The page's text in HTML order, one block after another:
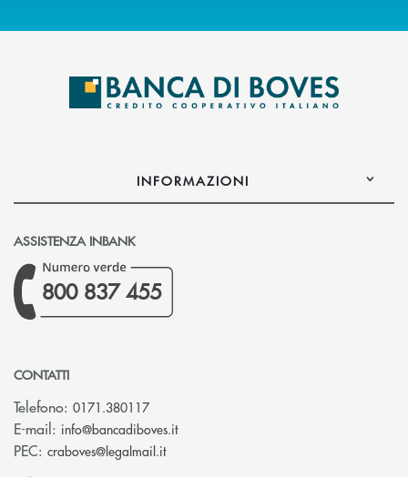
INFORMAZIONI
ASSISTENZA INBANK
800 837 455
CONTATTI
Telefono: 0171.380117
E-mail: info@bancadiboves.it(si apre l’app di posta elettronica)
PEC: craboves@legalmail.it(si apre l’app di posta elettronica)